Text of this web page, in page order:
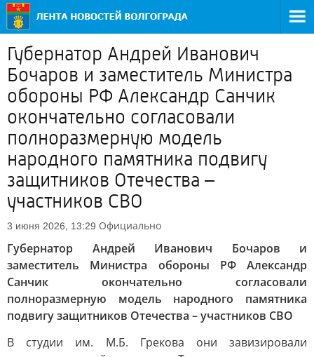
Губернатор Андрей Иванович
Бочаров и заместитель Министра
обороны РФ Александр Санчик
окончательно согласовали
полноразмерную модель
народного памятника подвигу
защитников Отечества –
участников СВО
3 июня 2026, 13:29 Официально
Губернатор Андрей Иванович Бочаров и
заместитель Министра обороны РФ Александр
Санчик окончательно согласовали
полноразмерную модель народного памятника
подвигу защитников Отечества – участников СВО
В студии им. М.Б. Грекова они завизировали